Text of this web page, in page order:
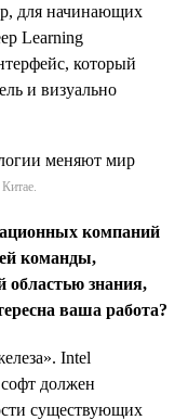
для начинающих
Learning
который
и визуально
компаний
команды,
областью знания,
ваша работа?
Intel
должен
существующих